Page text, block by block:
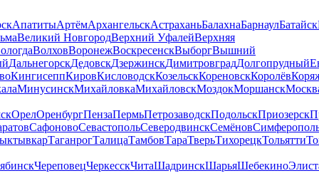
АпатитыАртёмАрхангельскАстраханьБалахнаБарнаулБатайск
Великий НовгородВерхний УфалейВерхняя
ВолховВоронежВоскресенскВыборгВышний
ДальнегорскДедовскДзержинскДимитровградДолгопрудный
КингисеппКировКисловодскКозельскКореновскКоролёв
МинусинскМихайловкаМихайловскМоздокМоршанск
ОрелОренбургПензаПермьПетрозаводскПодольскПриозерск
СафоновоСевастопольСеверодвинскСемёнов
ТаганрогТалицаТамбовТараТверьТихорецкТольятти
ЧереповецЧеркесскЧитаШадринскШарьяШебекино